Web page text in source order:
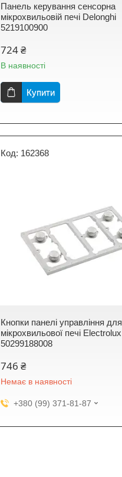
Панель керування сенсорна
мікрохвильовій печі Delonghi
5219100900
724 ₴
В наявності
Купити
162368
Кнопки панелі управління для
мікрохвильової печі Electrolux
50299188008
746 ₴
Немає в наявності
+380 (99) 371-81-87